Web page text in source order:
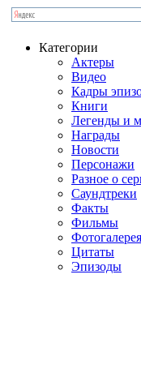
Категории
Актеры
Видео
Кадры
Книги
Легенды и
Награды
Новости
Персонажи
Разное о
Саундтреки
Факты
Фильмы
Фотогалерея
Цитаты
Эпизоды